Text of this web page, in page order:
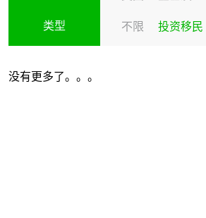
类型 不限 投资移民
没有更多了。。。